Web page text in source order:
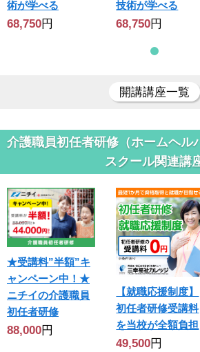
術が学べる
68,750円
技術が学べる
68,750円
開講講座一覧
介護職員初任者研修（ホームヘル
スクール関連講
★受講料”半額”キ
ャンペーン中！★
ニチイの介護職員
初任者研修
88,000円
【就職応援制度】
初任者研修受講料
を当校が全額負担
49,500円